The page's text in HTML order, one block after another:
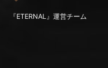
『ETERNAL』運営チーム